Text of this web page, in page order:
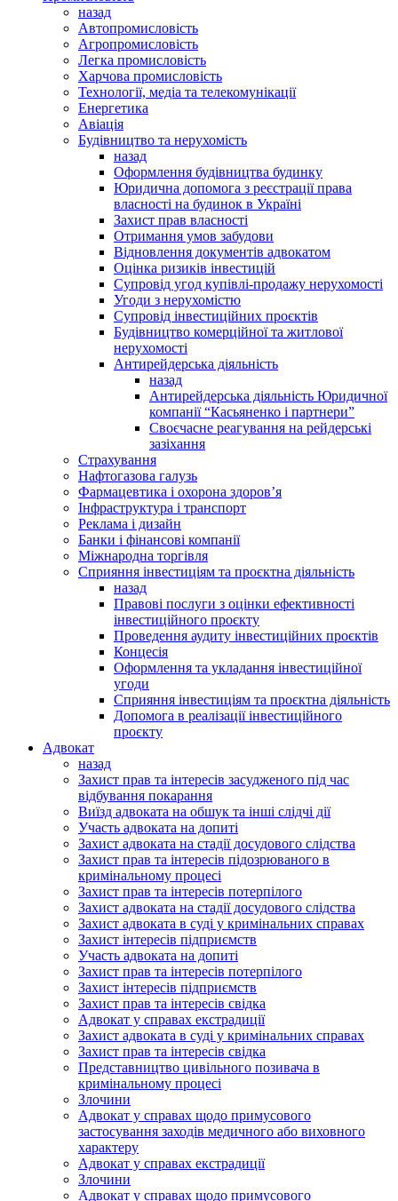
назад
Автопромисловість
Агропромисловість
Легка промисловість
Харчова промисловість
Технології, медіа та телекомунікації
Енергетика
Авіація
Будівництво та нерухомість
назад
Оформлення будівництва будинку
Юридична допомога з реєстрації права
власності на будинок в Україні
Захист прав власності
Отримання умов забудови
Відновлення документів адвокатом
Оцінка ризиків інвестицій
Супровід угод купівлі-продажу нерухомості
Угоди з нерухомістю
Супровід інвестиційних проєктів
Будівництво комерційної та житлової
нерухомості
Антирейдерська діяльність
назад
Антирейдерська діяльність Юридичної
компанії “Касьяненко і партнери”
Своєчасне реагування на рейдерські
зазіхання
Страхування
Нафтогазова галузь
Фармацевтика і охорона здоров’я
Інфраструктура і транспорт
Реклама і дизайн
Банки і фінансові компанії
Міжнародна торгівля
Сприяння інвестиціям та проєктна діяльність
назад
Правові послуги з оцінки ефективності
інвестиційного проєкту
Проведення аудиту інвестиційних проєктів
Концесія
Оформлення та укладання інвестиційної
угоди
Сприяння інвестиціям та проєктна діяльність
Допомога в реалізації інвестиційного
проєкту
Адвокат
назад
Захист прав та інтересів засудженого під час
відбування покарання
Виїзд адвоката на обшук та інші слідчі дії
Участь адвоката на допиті
Захист адвоката на стадії досудового слідства
Захист прав та інтересів підозрюваного в
кримінальному процесі
Захист прав та інтересів потерпілого
Захист адвоката на стадії досудового слідства
Захист адвоката в суді у кримінальних справах
Захист інтересів підприємств
Участь адвоката на допиті
Захист прав та інтересів потерпілого
Захист інтересів підприємств
Захист прав та інтересів свідка
Адвокат у справах екстрадиції
Захист адвоката в суді у кримінальних справах
Захист прав та інтересів свідка
Представництво цивільного позивача в
кримінальному процесі
Злочини
Адвокат у справах щодо примусового
застосування заходів медичного або виховного
характеру
Адвокат у справах екстрадиції
Злочини
Адвокат у справах щодо примусового